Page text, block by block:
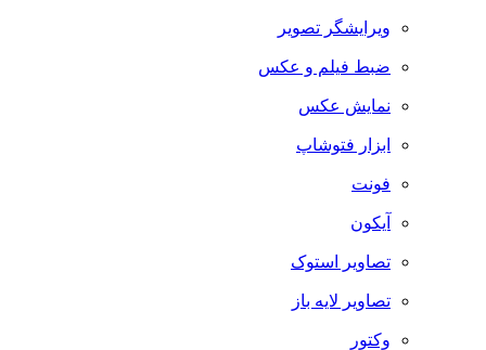
ویرایشگر تصویر
ضبط فيلم و عكس
نمایش عکس
ابزار فتوشاپ
فونت
آیکون
تصاویر استوک
تصاویر لایه باز
وکتور